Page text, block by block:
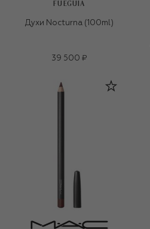
FUEGUIA
Духи Nocturna (100ml)
39 500 ₽